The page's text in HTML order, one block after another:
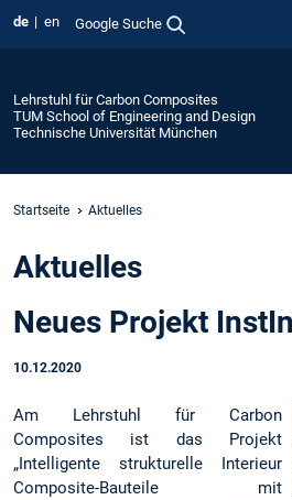
de en Google Suche
Lehrstuhl für Carbon Composites
TUM School of Engineering and Design
Technische Universität München
Startseite Aktuelles
Aktuelles
Neues Projekt
10.12.2020
Am Lehrstuhl für Carbon
Composites ist das Projekt
„Intelligente strukturelle Interieur
Composite-Bauteile mit